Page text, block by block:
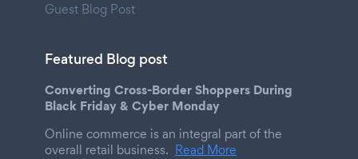
Guest Blog Post
Featured Blog post
Converting Cross-Border Shoppers During
Black Friday & Cyber Monday
Online commerce is an integral part of the
overall retail business. Read More